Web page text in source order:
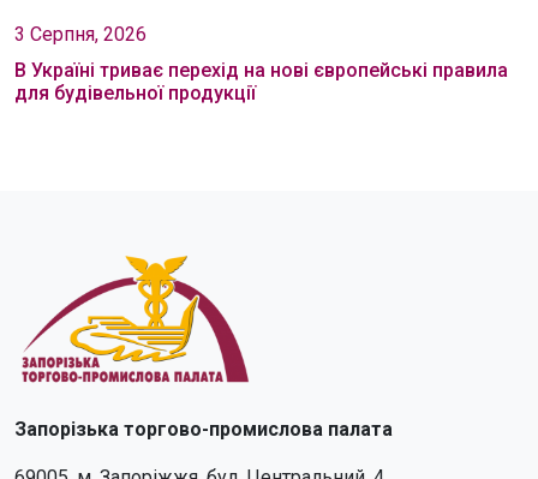
3 Серпня, 2026
В Україні триває перехід на нові європейські правила
для будівельної продукції
Запорізька торгово-промислова палата